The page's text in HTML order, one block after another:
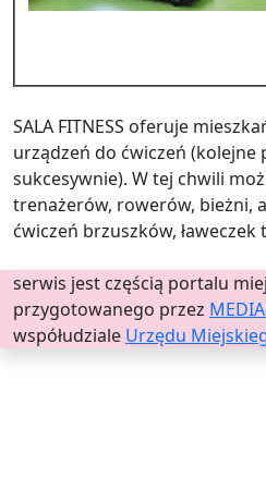
SALA FITNESS oferuje
urządzeń do ćwiczeń (kolejne
sukcesywnie). W tej chwili
trenażerów, rowerów, bieżni,
ćwiczeń brzuszków,
serwis jest częścią portalu
przygotowanego przez
współudziale Urzędu